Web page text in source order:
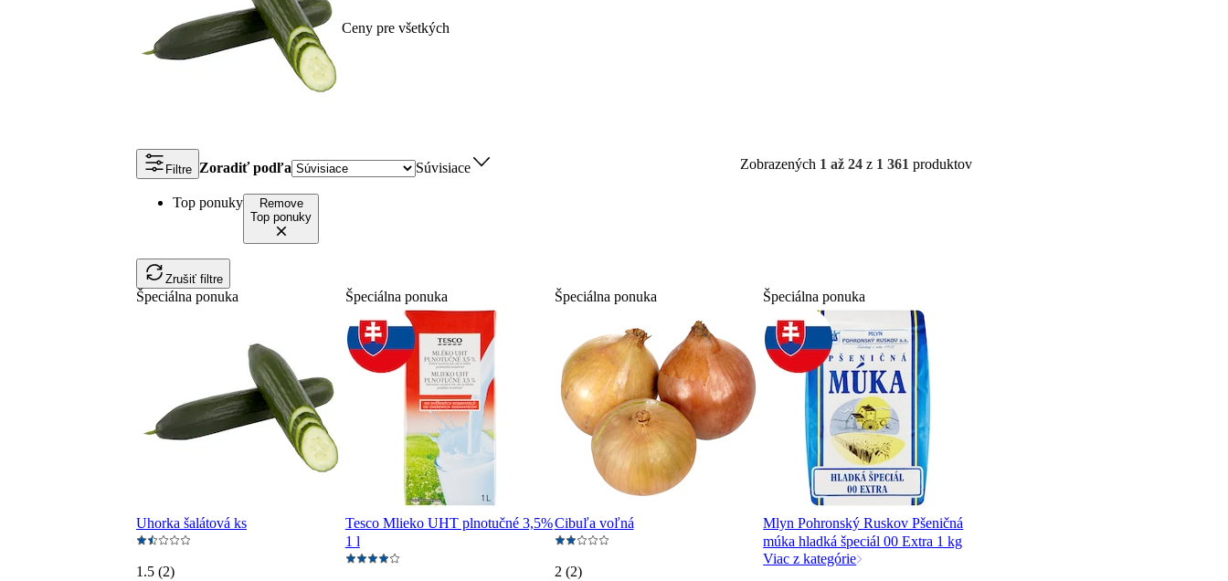
Ceny pre všetkých
Filtre Zoradiť podľa Súvisiace Zobrazených 1 až 24 z 1 361 produktov
Top ponuky
Remove
Top ponuky
Zrušiť filtre
Špeciálna ponuka
Uhorka šalátová ks
1.5 (2)
Špeciálna ponuka
Tesco Mlieko UHT plnotučné 3,5%
1 l
Špeciálna ponuka
Cibuľa voľná
2 (2)
Špeciálna ponuka
Mlyn Pohronský Ruskov Pšeničná
múka hladká špeciál 00 Extra 1 kg
Viac z kategórie